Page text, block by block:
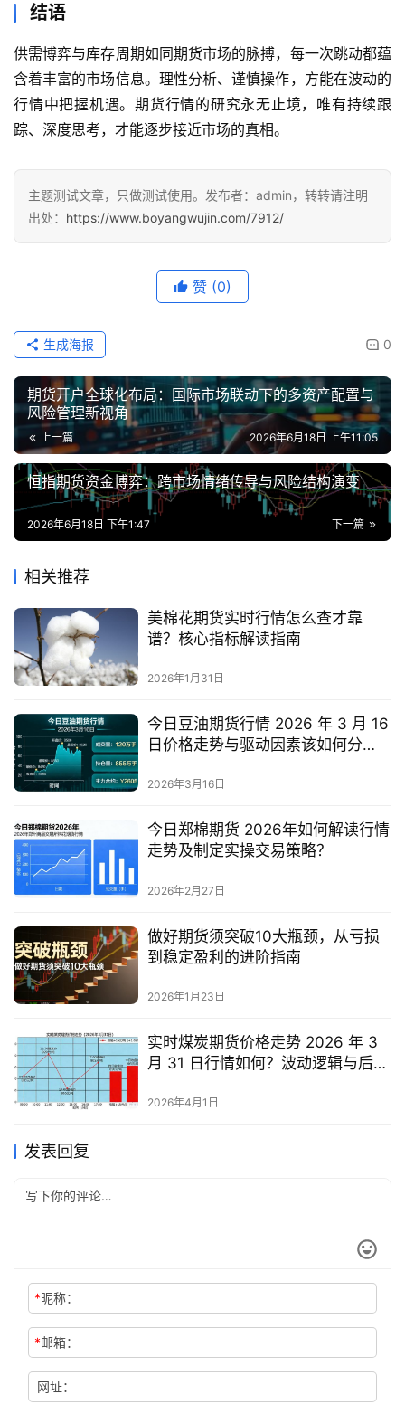
货
行
情
金
期
货
结语
供需博弈与库存周期如同期货市场的脉搏，每一次跳动都蕴
含着丰富的市场信息。理性分析、谨慎操作，方能在波动的
行情中把握机遇。期货行情的研究永无止境，唯有持续跟
踪、深度思考，才能逐步接近市场的真相。
主题测试文章，只做测试使用。发布者：admin，转转请注明
出处： https://www.boyangwujin.com/7912/
赞 (0)
0
生成海报
期货开户全球化布局：国际市场联动下的多资产配置与
风险管理新视角
上一篇 2026年6月18日 上午11:05
恒指期货资金博弈：跨市场情绪传导与风险结构演变
下一篇
2026年6月18日 下午1:47
相关推荐
美棉花期货实时行情怎么查才靠
谱？核心指标解读指南
2026年1月31日
今日豆油期货行情 2026 年 3 月 16
日价格走势与驱动因素该如何分
2026年3月16日
今日郑棉期货 2026年如何解读行情
走势及制定实操交易策略？
2026年2月27日
做好期货须突破10大瓶颈，从亏损
到稳定盈利的进阶指南
2026年1月23日
实时煤炭期货价格走势 2026 年 3
月 31 日行情如何？波动逻辑与后市
2026年4月1日
发表回复
*昵称：
*邮箱：
网址：